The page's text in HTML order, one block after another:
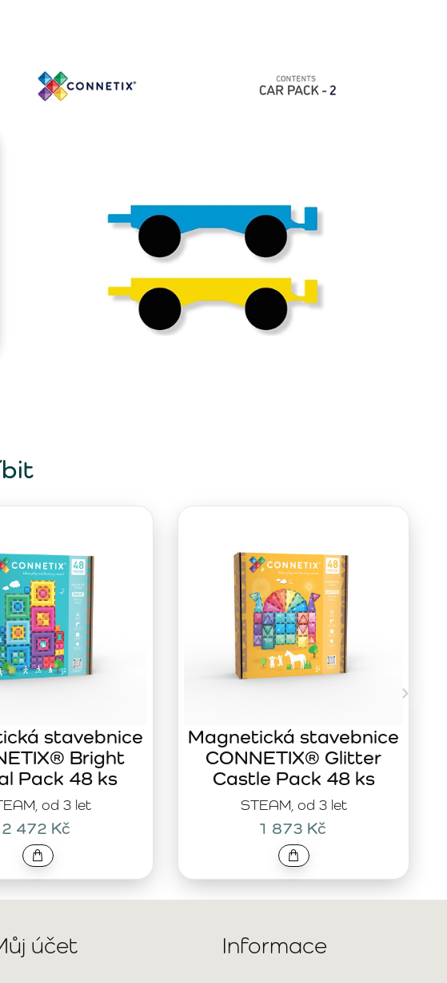
od 3 let
stavebnice
Bright
Pack 48 ks
2 472 Kč
STEAM, od 3 let
Magnetická stavebnice
CONNETIX® Glitter
Castle Pack 48 ks
1 873 Kč
účet Informace